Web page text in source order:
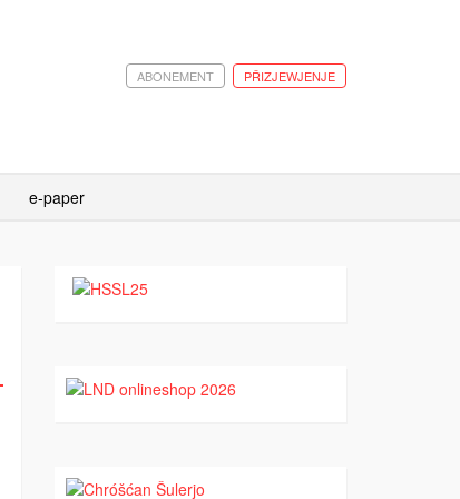
PŘIZJEWJENJE
ABONEMENT
e-paper